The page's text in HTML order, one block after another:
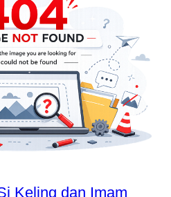
Keling dan Imam